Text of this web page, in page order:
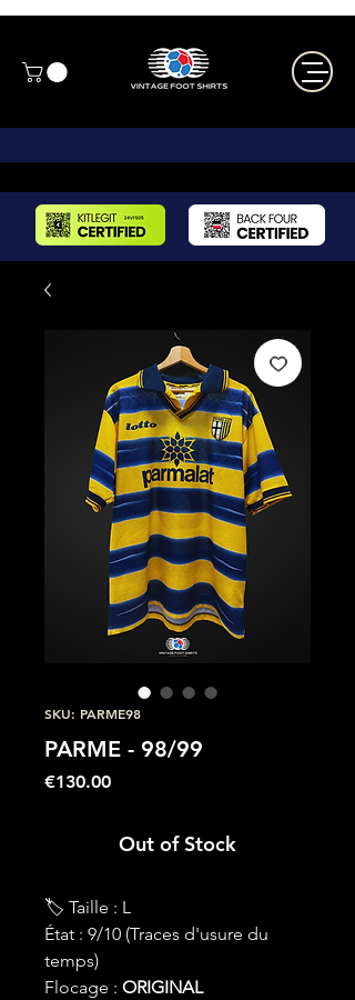
SKU: PARME98
PARME - 98/99
€130.00Price
Out of Stock
🏷 Taille : L
État : 9/10 (Traces d'usure du
temps)
Flocage : ORIGINAL